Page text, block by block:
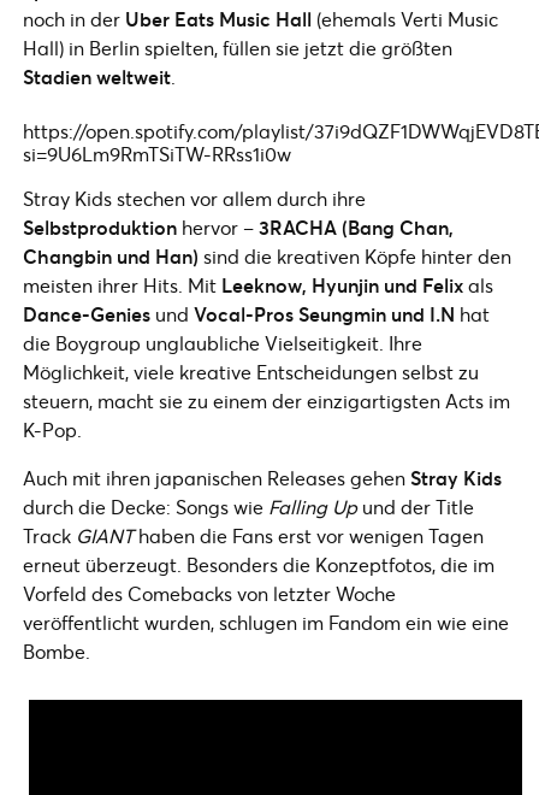
noch in der Uber Eats Music Hall (ehemals Verti Music
Hall) in Berlin spielten, füllen sie jetzt die größten
Stadien weltweit
https://open.spotify.com/playlist/
si=9U6Lm9RmTSiTW-RRss1i0w
Stray Kids stechen vor allem durch ihre
Selbstproduktion hervor –3RACHA (Bang Chan,
Changbin und Han) sind die kreativen Köpfe hinter den
meisten ihrer Hits. Mit Leeknow, Hyunjin und Felixals
Dance-Genies und Vocal-Pros Seungmin und I.N hat
die Boygroup unglaubliche Vielseitigkeit. Ihre
Möglichkeit, viele kreative Entscheidungen selbst zu
steuern, macht sie zu einem der einzigartigsten Acts im
K-Pop.
Auch mit ihren japanischen Releases gehen Stray Kids
durch die Decke: Songs wie Falling Upund der Title
Track GIANThaben die Fans erst vor wenigen Tagen
erneut überzeugt. Besonders die Konzeptfotos, die im
Vorfeld des Comebacks von letzter Woche
veröffentlicht wurden, schlugen im Fandom ein wie eine
Bombe.